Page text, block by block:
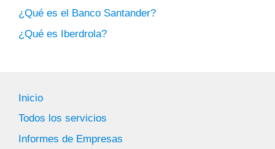
¿Qué es el Banco Santander?
¿Qué es Iberdrola?
Inicio
Todos los servicios
Informes de Empresas